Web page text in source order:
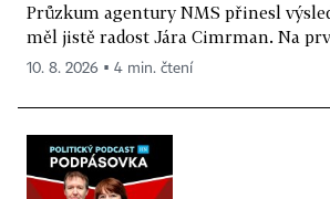
Průzkum agentury NMS přinesl
měl jistě radost Jára Cimrman. Na
10. 8. 2026 ▪ 4 min. čtení